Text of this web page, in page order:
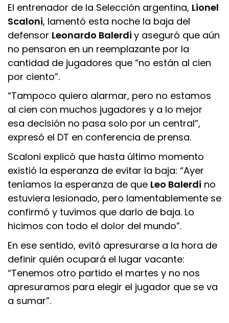
El entrenador de la Selección argentina, Lionel
Scaloni, lamentó esta noche la baja del
defensor Leonardo Balerdi y aseguró que aún
no pensaron en un reemplazante por la
cantidad de jugadores que “no están al cien
por ciento”.
“Tampoco quiero alarmar, pero no estamos
al cien con muchos jugadores y a lo mejor
esa decisión no pasa solo por un central”,
expresó el DT en conferencia de prensa.
Scaloni explicó que hasta último momento
existió la esperanza de evitar la baja: “Ayer
teníamos la esperanza de que Leo Balerdi no
estuviera lesionado, pero lamentablemente se
confirmó y tuvimos que darlo de baja. Lo
hicimos con todo el dolor del mundo”.
En ese sentido, evitó apresurarse a la hora de
definir quién ocupará el lugar vacante:
“Tenemos otro partido el martes y no nos
apresuramos para elegir el jugador que se va
a sumar”.